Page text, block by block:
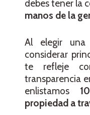
debes tener la
manos de la
Al elegir una
considerar
te refleje
transparencia
enlistamos
propiedad a